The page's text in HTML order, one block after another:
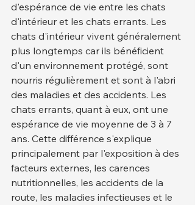
d'espérance de vie entre les chats
d'intérieur et les chats errants. Les
chats d'intérieur vivent généralement
plus longtemps car ils bénéficient
d'un environnement protégé, sont
nourris régulièrement et sont à l'abri
des maladies et des accidents. Les
chats errants, quant à eux, ont une
espérance de vie moyenne de 3 à 7
ans. Cette différence s'explique
principalement par l'exposition à des
facteurs externes, les carences
nutritionnelles, les accidents de la
route, les maladies infectieuses et le